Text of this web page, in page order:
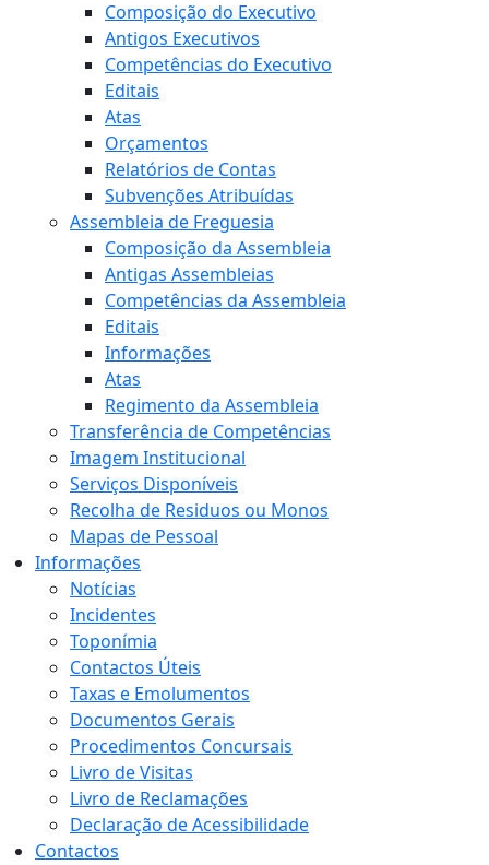
Composição do Executivo
Antigos Executivos
Competências do Executivo
Editais
Atas
Orçamentos
Relatórios de Contas
Subvenções Atribuídas
Assembleia de Freguesia
Composição da Assembleia
Antigas Assembleias
Competências da Assembleia
Editais
Informações
Atas
Regimento da Assembleia
Transferência de Competências
Imagem Institucional
Serviços Disponíveis
Recolha de Residuos ou Monos
Mapas de Pessoal
Informações
Notícias
Incidentes
Toponímia
Contactos Úteis
Taxas e Emolumentos
Documentos Gerais
Procedimentos Concursais
Livro de Visitas
Livro de Reclamações
Declaração de Acessibilidade
Contactos